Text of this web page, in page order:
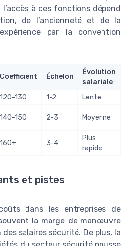
à ces fonctions dépend
de l’ancienneté et de la
par la convention
Coefficient Échelon
Évolution
salariale
120-130 1-2
Lente
140-150 2-3 Moyenne
160+ 3-4
Plus
rapide
et pistes
dans les entreprises de
la marge de manœuvre
salaires sécurité. De plus, la